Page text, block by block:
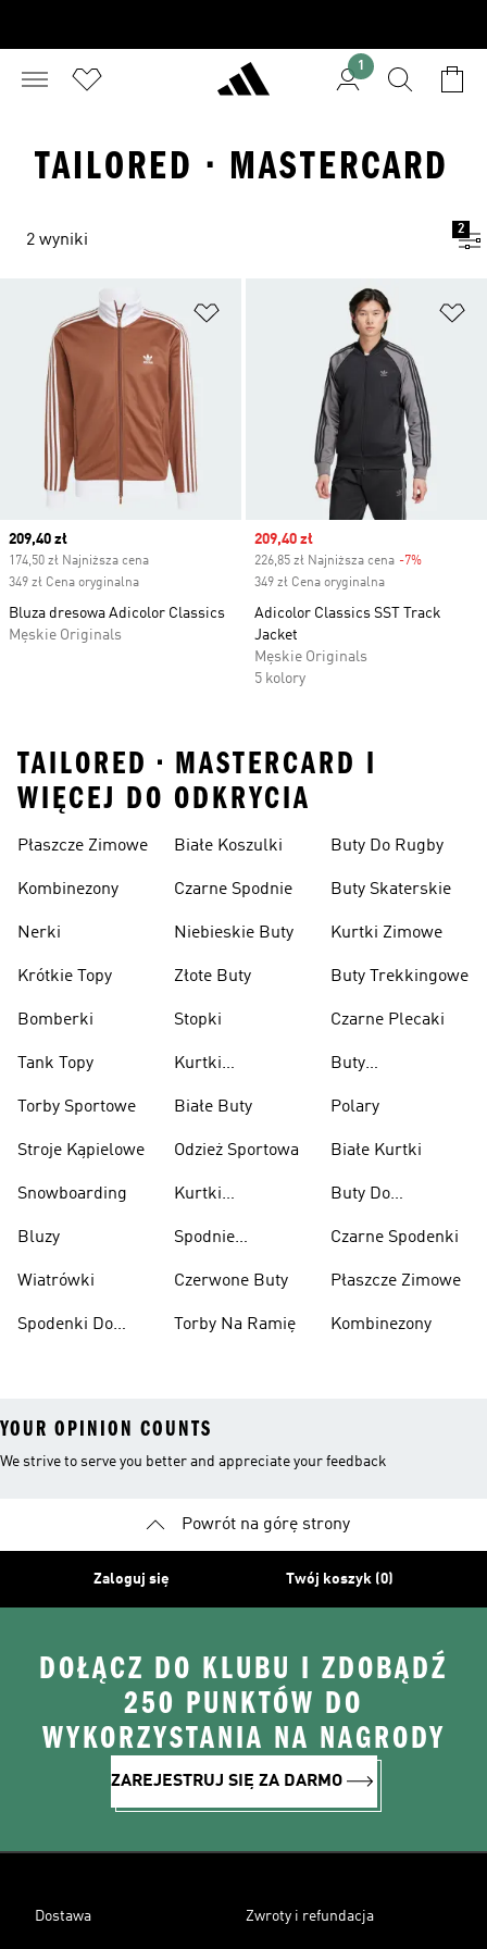
1
TAILORED · MASTERCARD
2 wyniki
2
Dodaj do listy życzeń
Current price
209,40 zł
174,50 zł Najniższa cena
349 zł Cena oryginalna
Bluza dresowa Adicolor Classics
Męskie Originals
Sale price
209,40 zł
226,85 zł Najniższa cena -7%
349 zł Cena oryginalna
Adicolor Classics SST Track
Jacket
Męskie Originals
5 kolory
TAILORED • MASTERCARD I
WIĘCEJ DO ODKRYCIA
Płaszcze Zimowe
Kombinezony
Nerki
Krótkie Topy
Bomberki
Tank Topy
Torby Sportowe
Stroje Kąpielowe
Snowboarding
Bluzy
Wiatrówki
Spodenki Do
Białe Koszulki
Czarne Spodnie
Niebieskie Buty
Złote Buty
Stopki
Kurtki
Białe Buty
Odzież Sportowa
Kurtki
Spodnie
Czerwone Buty
Torby Na Ramię
Buty Do Rugby
Buty Skaterskie
Kurtki Zimowe
Buty Trekkingowe
Czarne Plecaki
Buty
Polary
Białe Kurtki
Buty Do
Czarne Spodenki
Płaszcze Zimowe
Kombinezony
YOUR OPINION COUNTS
We strive to serve you better and appreciate your feedback
Powrót na górę strony
Zaloguj się Twój koszyk (0)
DOŁĄCZ DO KLUBU I ZDOBĄDŹ
250 PUNKTÓW DO
WYKORZYSTANIA NA NAGRODY
ZAREJESTRUJ SIĘ ZA DARMO
Dostawa Zwroty i refundacja